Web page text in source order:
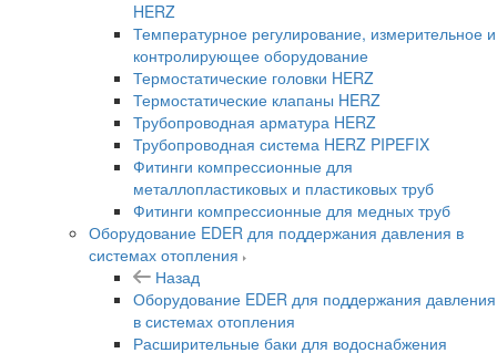
HERZ
Температурное регулирование, измерительное и
контролирующее оборудование
Термостатические головки HERZ
Термостатические клапаны HERZ
Трубопроводная арматура HERZ
Трубопроводная система HERZ PIPEFIX
Фитинги компрессионные для
металлопластиковых и пластиковых труб
Фитинги компрессионные для медных труб
Оборудование EDER для поддержания давления в
системах отопления
Назад
Оборудование EDER для поддержания давления
в системах отопления
Расширительные баки для водоснабжения